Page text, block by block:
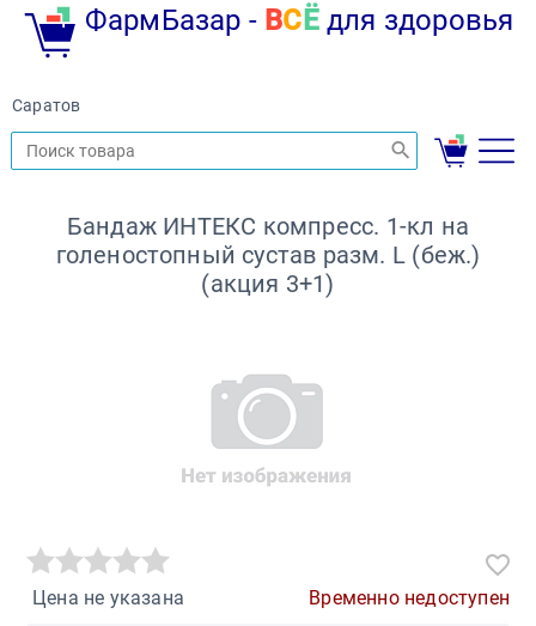
ФармБазар - ВС Ёдля здоровья
Саратов
Бандаж ИНТЕКС компресс. 1-кл на
голеностопный сустав разм. L (беж.)
(акция 3+1)
Цена не указана
Временно недоступен